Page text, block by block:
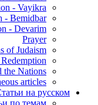
- Vayikra
- Bemidbar
- Devarim
Prayer
of Judaism
the Nations
articles
на русском